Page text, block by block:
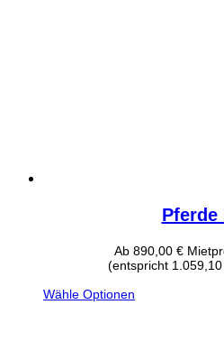
Pferde
Ab 890,00 €
(entspricht
Wähle Optionen